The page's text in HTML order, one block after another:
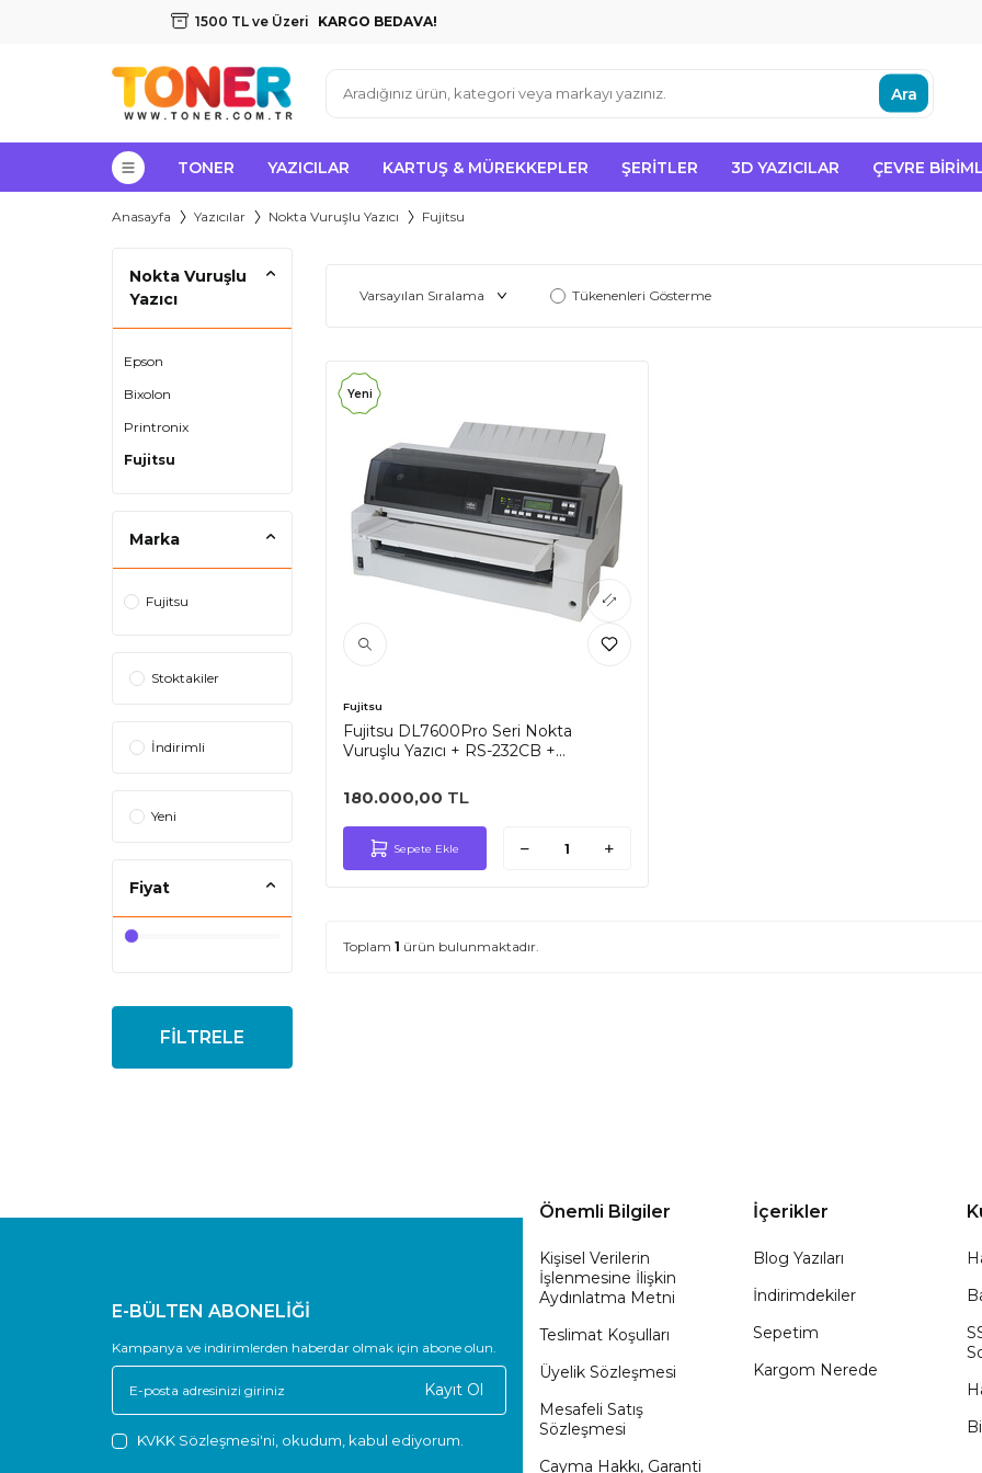
1500 TL ve Üzeri KARGO BEDAVA!
Ara
TONER YAZICILAR KARTUŞ & MÜREKKEPLER ŞERITLER 3D YAZICILAR ÇEVRE
Anasayfa Yazıcılar Nokta Vuruşlu Yazıcı Fujitsu
Nokta Vuruşlu
Yazıcı
Epson
Bixolon
Printronix
Fujitsu
Marka
Fujitsu
Stoktakiler
İndirimli
Yeni
Fiyat
FİLTRELE
Tükenenleri Gösterme
Yeni
Fujitsu
Fujitsu DL7600Pro Seri Nokta
Vuruşlu Yazıcı + RS-232CB +
180.000,00 TL
Sepete Ekle
Toplam 1 ürün bulunmaktadır.
E-BÜLTEN ABONELİĞİ
Kampanya ve indirimlerden haberdar olmak için abone olun.
Kayıt Ol
KVKK Sözleşmesi'ni , okudum, kabul ediyorum.
Önemli Bilgiler
Kişisel Verilerin
İşlenmesine İlişkin
Aydınlatma Metni
Teslimat Koşulları
Üyelik Sözleşmesi
Mesafeli Satış
Sözleşmesi
Cayma Hakkı, Garanti
İçerikler
Blog Yazıları
İndirimdekiler
Sepetim
Kargom Nerede